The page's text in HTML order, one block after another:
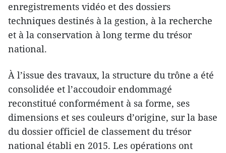
enregistrements vidéo et des dossiers
techniques destinés à la gestion, à la recherche
et à la conservation à long terme du trésor
national.
À l’issue des travaux, la structure du trône a été
consolidée et l’accoudoir endommagé
reconstitué conformément à sa forme, ses
dimensions et ses couleurs d’origine, sur la base
du dossier officiel de classement du trésor
national établi en 2015. Les opérations ont